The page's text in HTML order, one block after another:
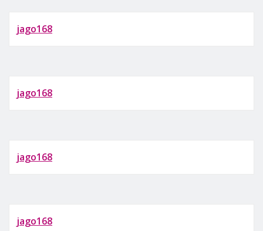
jago168
jago168
jago168
jago168